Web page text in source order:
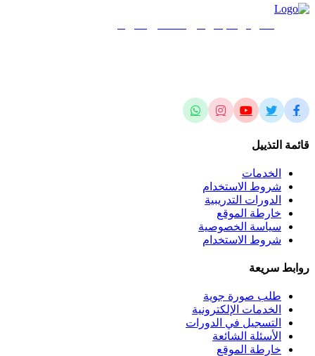
قائمة التذييل
الخدمات
شروط الاستخدام
الدورات التدريبية
خارطة الموقع
سياسة الخصوصية
شروط الاستخدام
روابط سريعة
طلب صورة جوية
الخدمات الإلكترونية
التسجيل في الدورات
الأسئلة الشائعة
خارطة الموقع